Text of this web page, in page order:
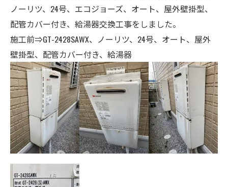
ノーリツ、24号、エコジョーズ、オート、屋外壁掛型、
配管カバー付き、給湯器交換工事をしました。
施工前⇒GT-2428SAWX、ノーリツ、24号、オート、屋外
壁掛型、配管カバー付き、給湯器